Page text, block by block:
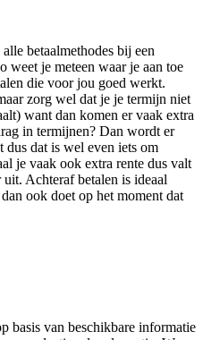
betaalmethodes bij een
weet je meteen waar je aan toe
die voor jou goed werkt.
zorg wel dat je je termijn niet
want dan komen er vaak extra
in termijnen? Dan wordt er
dus dat is wel even iets om
je vaak ook extra rente dus valt
Achteraf betalen is ideaal
ook doet op het moment dat
basis van beschikbare informatie